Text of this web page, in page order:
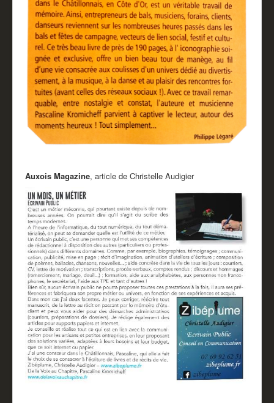
Auxois Magazine, article de Christelle Audigier